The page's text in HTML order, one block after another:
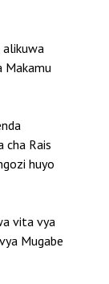
Makamu
cha Rais
huyo
vita vya
Mugabe